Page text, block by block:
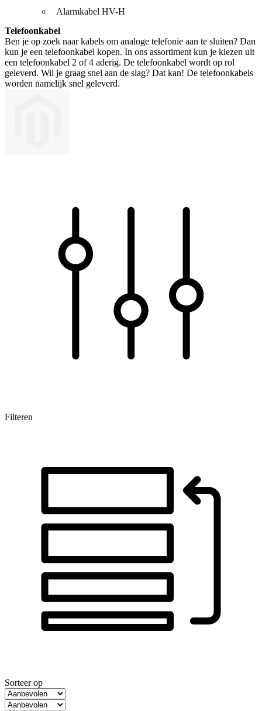
Alarmkabel HV-H
Telefoonkabel
Ben je op zoek naar kabels om analoge telefonie aan te sluiten? Dan
kun je een telefoonkabel kopen. In ons assortiment kun je kiezen uit
een telefoonkabel 2 of 4 aderig. De telefoonkabel wordt op rol
geleverd. Wil je graag snel aan de slag? Dat kan! De telefoonkabels
worden namelijk snel geleverd.
Filteren
Sorteer op